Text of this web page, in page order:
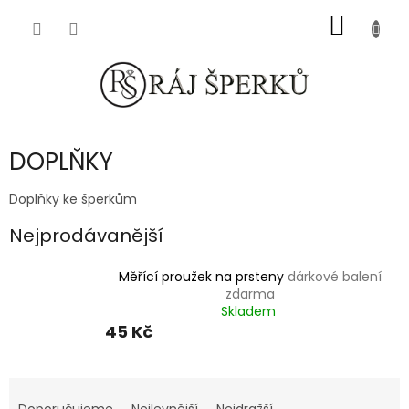
KOŠÍK
DOPLŇKY
Doplňky ke šperkům
Nejprodávanější
Měřící proužek na prsteny dárkové balení
zdarma
Skladem
45 Kč